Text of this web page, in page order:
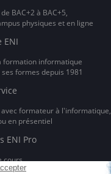
BAC+2 à BAC+5,
physiques et en ligne
ENI
formation informatique
formes depuis 1981
formateur à l'informatique,
en présentiel
ENI Pro
cours
de formation